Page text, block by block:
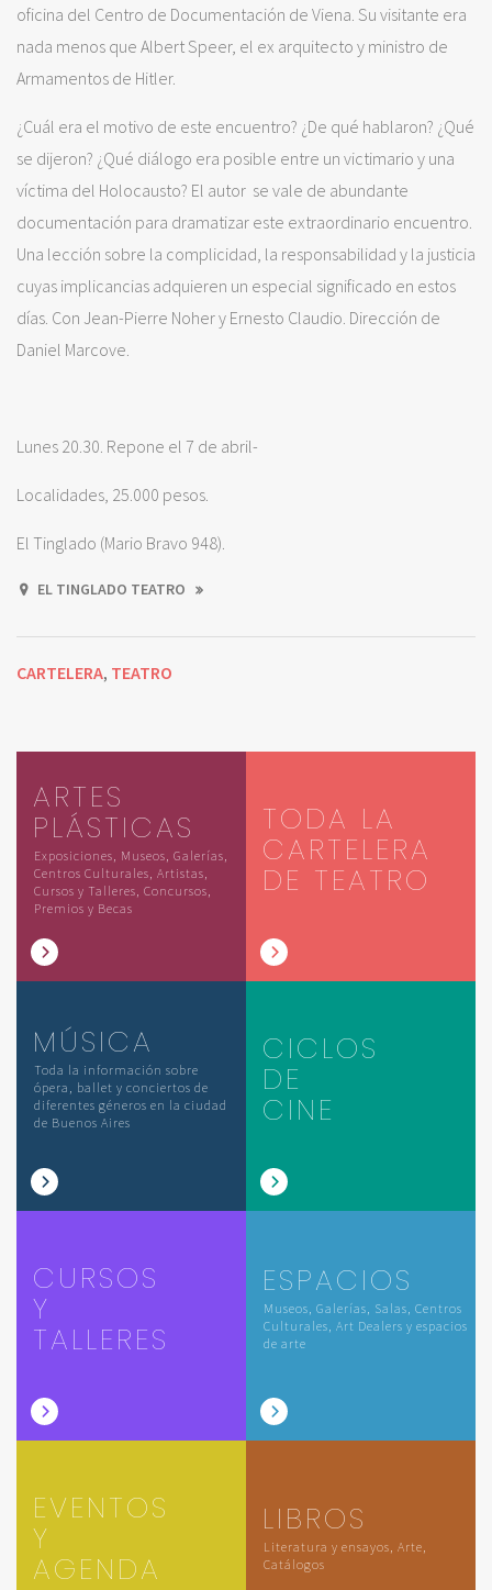
oficina del Centro de Documentación de Viena. Su visitante era
nada menos que Albert Speer, el ex arquitecto y ministro de
Armamentos de Hitler.
¿Cuál era el motivo de este encuentro? ¿De qué hablaron? ¿Qué
se dijeron? ¿Qué diálogo era posible entre un victimario y una
víctima del Holocausto? El autor se vale de abundante
documentación para dramatizar este extraordinario encuentro.
Una lección sobre la complicidad, la responsabilidad y la justicia
cuyas implicancias adquieren un especial significado en estos
días. Con Jean-Pierre Noher y Ernesto Claudio. Dirección de
Daniel Marcove.
Lunes 20.30. Repone el 7 de abril-
Localidades, 25.000 pesos.
El Tinglado (Mario Bravo 948).
EL TINGLADO TEATRO
CARTELERA, TEATRO
ARTES
PLÁSTICAS
Exposiciones, Museos, Galerías,
Centros Culturales, Artistas,
Cursos y Talleres, Concursos,
Premios y Becas
TODA LA
CARTELERA
DE TEATRO
MÚSICA
Toda la información sobre
ópera, ballet y conciertos de
diferentes géneros en la ciudad
de Buenos Aires
CICLOS
DE
CINE
CURSOS
Y
TALLERES
ESPACIOS
Museos, Galerías, Salas, Centros
Culturales, Art Dealers y espacios
de arte
EVENTOS
Y
AGENDA
LIBROS
Literatura y ensayos, Arte,
Catálogos